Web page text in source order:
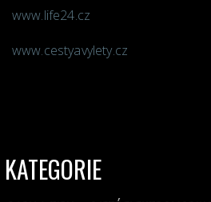
www.life24.cz
www.cestyavylety.cz
KATEGORIE